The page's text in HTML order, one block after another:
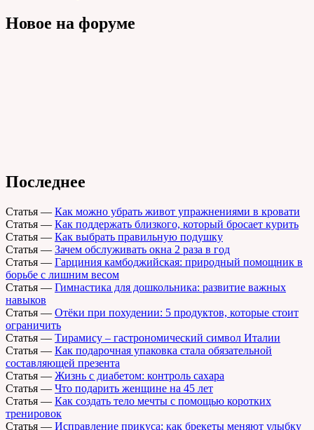
Новое на форуме
Последнее
Статья — Как можно убрать живот упражнениями в кровати
Статья — Как поддержать близкого, который бросает курить
Статья — Как выбрать правильную подушку
Статья — Зачем обслуживать окна 2 раза в год
Статья — Гарциния камбоджийская: природный помощник в
борьбе с лишним весом
Статья — Гимнастика для дошкольника: развитие важных
навыков
Статья — Отёки при похудении: 5 продуктов, которые стоит
ограничить
Статья — Тирамису – гастрономический символ Италии
Статья — Как подарочная упаковка стала обязательной
составляющей презента
Статья — Жизнь с диабетом: контроль сахара
Статья — Что подарить женщине на 45 лет
Статья — Как создать тело мечты с помощью коротких
тренировок
Статья — Исправление прикуса: как брекеты меняют улыбку